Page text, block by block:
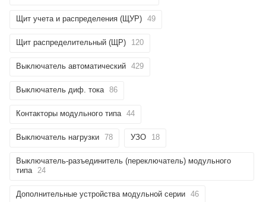
Щит учета и распределения (ЩУР) 49
Щит распределительный (ЩР) 120
Выключатель автоматический 429
Выключатель диф. тока 86
Контакторы модульного типа 44
Выключатель нагрузки 78 УЗО 18
Выключатель-разъединитель (переключатель) модульного
типа 24
Дополнительные устройства модульной серии 46